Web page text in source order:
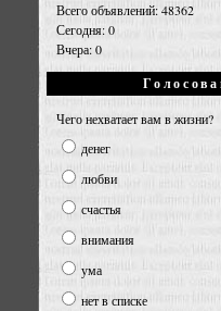
Всего объявлений: 48362
Сегодня: 0
Вчера: 0
Чего нехватает вам в жизни?
денег
любви
счастья
внимания
ума
нет в списке